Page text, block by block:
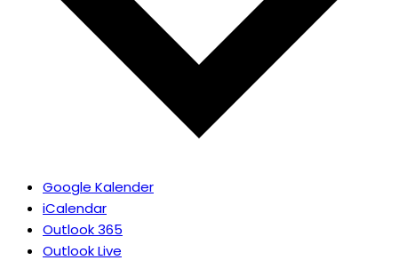
Google Kalender
iCalendar
Outlook 365
Outlook Live